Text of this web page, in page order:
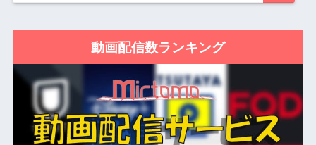
動画配信数ランキング